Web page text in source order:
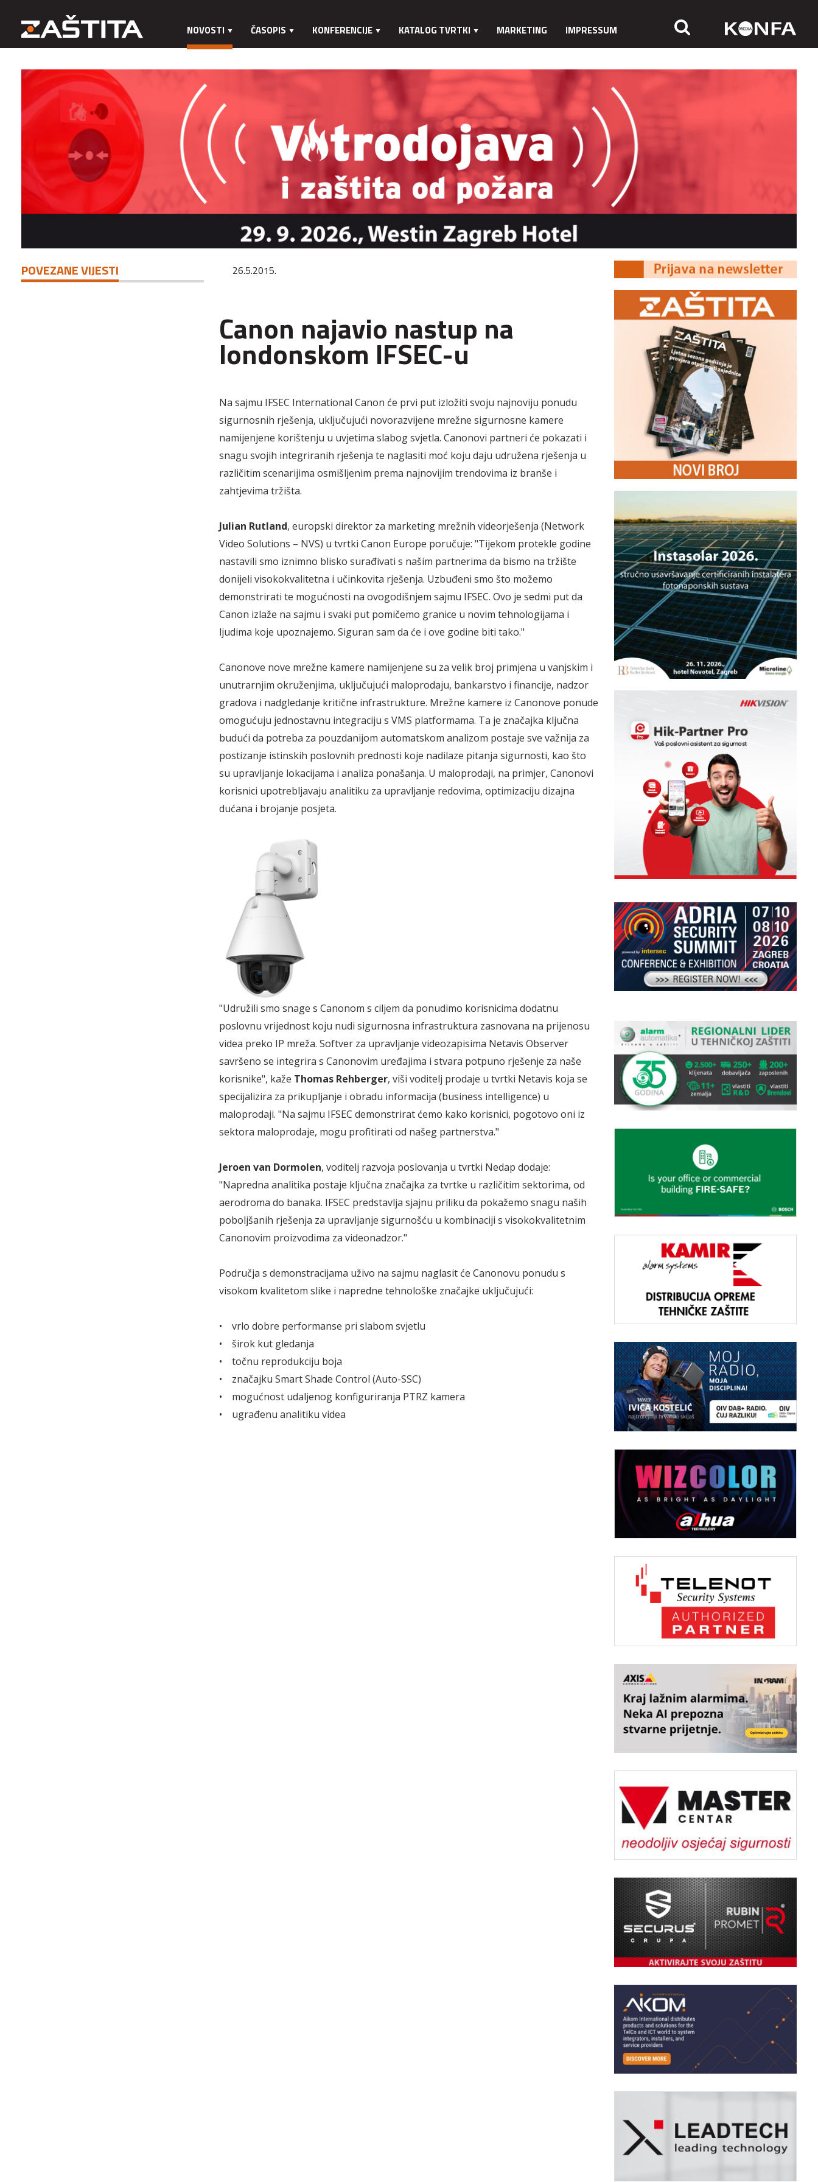
NOVOSTI ČASOPIS KONFERENCIJE KATALOG TVRTKI MARKETING IMPRESSUM
POVEZANE VIJESTI 26.5.2015.
Canon najavio nastup na
londonskom IFSEC-u
Na sajmu IFSEC International Canon će prvi put izložiti svoju najnoviju ponudu
sigurnosnih rješenja, uključujući novorazvijene mrežne sigurnosne kamere
namijenjene korištenju u uvjetima slabog svjetla. Canonovi partneri će pokazati i
snagu svojih integriranih rješenja te naglasiti moć koju daju udružena rješenja u
različitim scenarijima osmišljenim prema najnovijim trendovima iz branše i
zahtjevima tržišta.
Julian Rutland, europski direktor za marketing mrežnih videorješenja (Network
Video Solutions – NVS) u tvrtki Canon Europe poručuje: "Tijekom protekle godine
nastavili smo iznimno blisko surađivati s našim partnerima da bismo na tržište
donijeli visokokvalitetna i učinkovita rješenja. Uzbuđeni smo što možemo
demonstrirati te mogućnosti na ovogodišnjem sajmu IFSEC. Ovo je sedmi put da
Canon izlaže na sajmu i svaki put pomičemo granice u novim tehnologijama i
ljudima koje upoznajemo. Siguran sam da će i ove godine biti tako."
Canonove nove mrežne kamere namijenjene su za velik broj primjena u vanjskim i
unutrarnjim okruženjima, uključujući maloprodaju, bankarstvo i financije, nadzor
gradova i nadgledanje kritične infrastrukture. Mrežne kamere iz Canonove ponude
omogućuju jednostavnu integraciju s VMS platformama. Ta je značajka ključna
budući da potreba za pouzdanijom automatskom analizom postaje sve važnija za
postizanje istinskih poslovnih prednosti koje nadilaze pitanja sigurnosti, kao što
su upravljanje lokacijama i analiza ponašanja. U maloprodaji, na primjer, Canonovi
korisnici upotrebljavaju analitiku za upravljanje redovima, optimizaciju dizajna
dućana i brojanje posjeta.
"Udružili smo snage s Canonom s ciljem da ponudimo korisnicima dodatnu
poslovnu vrijednost koju nudi sigurnosna infrastruktura zasnovana na prijenosu
videa preko IP mreža. Softver za upravljanje videozapisima Netavis Observer
savršeno se integrira s Canonovim uređajima i stvara potpuno rješenje za naše
korisnike", kaže Thomas Rehberger, viši voditelj prodaje u tvrtki Netavis koja se
specijalizira za prikupljanje i obradu informacija (business intelligence) u
maloprodaji. "Na sajmu IFSEC demonstrirat ćemo kako korisnici, pogotovo oni iz
sektora maloprodaje, mogu profitirati od našeg partnerstva."
Jeroen van Dormolen, voditelj razvoja poslovanja u tvrtki Nedap dodaje:
"Napredna analitika postaje ključna značajka za tvrtke u različitim sektorima, od
aerodroma do banaka. IFSEC predstavlja sjajnu priliku da pokažemo snagu naših
poboljšanih rješenja za upravljanje sigurnošću u kombinaciji s visokokvalitetnim
Canonovim proizvodima za videonadzor."
Područja s demonstracijama uživo na sajmu naglasit će Canonovu ponudu s
visokom kvalitetom slike i napredne tehnološke značajke uključujući:
• vrlo dobre performanse pri slabom svjetlu
• širok kut gledanja
• točnu reprodukciju boja
• značajku Smart Shade Control (Auto-SSC)
• mogućnost udaljenog konfiguriranja PTRZ kamera
• ugrađenu analitiku videa